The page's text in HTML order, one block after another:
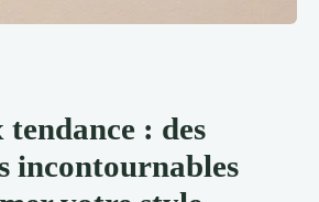
: des
incontournables